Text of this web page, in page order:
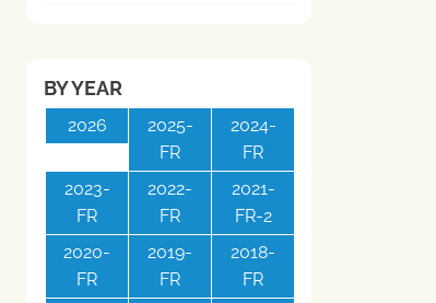
BY YEAR
2026
2025-
FR
2024-
FR
2023-
FR
2022-
FR
2021-
FR-2
2020-
FR
2019-
FR
2018-
FR